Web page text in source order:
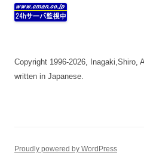
Copyright 1996-2026, Inagaki,Shiro,
written in Japanese.
Proudly powered by WordPress